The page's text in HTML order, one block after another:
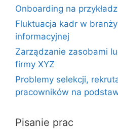
Onboarding na
Fluktuacja kadr w
informacyjnej
Zarządzanie zasobami
firmy XYZ
Problemy selekcji,
pracowników na
Pisanie prac